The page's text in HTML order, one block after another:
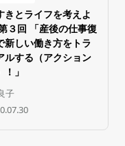
きとライフを考えよ
３回 「産後の仕事復
新しい働き方をトラ
ルする（アクション
！」
子